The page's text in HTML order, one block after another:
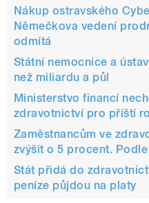
Nákup ostravského
Němečkova vedení
odmítá
Státní nemocnice a
než miliardu a půl
Ministerstvo financí
zdravotnictví pro příští
Zaměstnancům ve
zvýšit o 5 procent.
Stát přidá do
peníze půjdou na platy